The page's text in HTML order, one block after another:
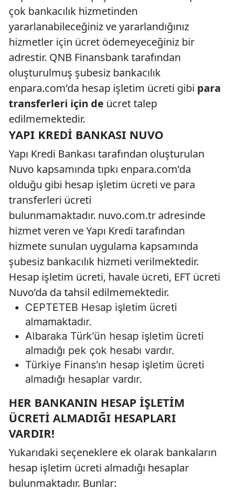
çok bankacılık hizmetinden
yararlanabileceğiniz ve yararlandığınız
hizmetler için ücret ödemeyeceğiniz bir
adrestir. QNB Finansbank tarafından
oluşturulmuş şubesiz bankacılık
enpara.com’da hesap işletim ücreti gibi para
transferleri için de ücret talep
edilmemektedir.
YAPI KREDI BANKASI NUVO
Yapı Kredi Bankası tarafından oluşturulan
Nuvo kapsamında tıpkı enpara.com’da
olduğu gibi hesap işletim ücreti ve para
transferleri ücreti
bulunmamaktadır. nuvo.com.tr adresinde
hizmet veren ve Yapı Kredi tarafından
hizmete sunulan uygulama kapsamında
şubesiz bankacılık hizmeti verilmektedir.
Hesap işletim ücreti, havale ücreti, EFT ücreti
Nuvo’da da tahsil edilmemektedir.
CEPTETEB Hesap işletim ücreti
almamaktadır.
Albaraka Türk'ün hesap işletim ücreti
almadığı pek çok hesabı vardır.
Türkiye Finans'ın hesap işletim ücreti
almadığı hesaplar vardır.
HER BANKANIN HESAP İŞLETIM
ÜCRETI ALMADIĞI HESAPLARI
VARDIR!
Yukarıdaki seçeneklere ek olarak bankaların
hesap işletim ücreti almadığı hesaplar
bulunmaktadır. Bunlar: